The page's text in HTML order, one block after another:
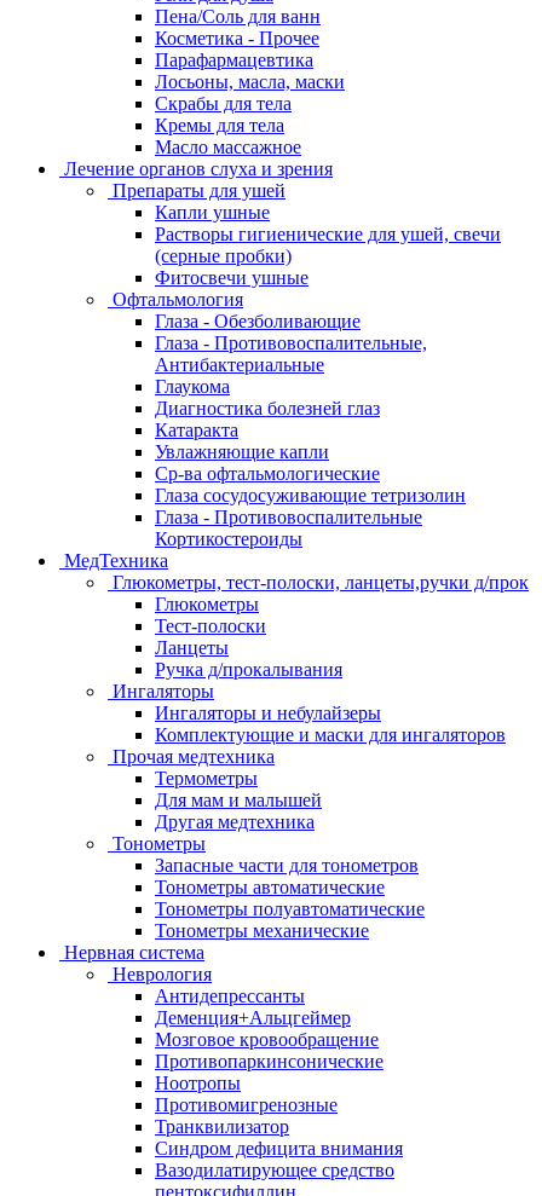
Пена/Соль для ванн
Косметика - Прочее
Парафармацевтика
Лосьоны, масла, маски
Скрабы для тела
Кремы для тела
Масло массажное
Лечение органов слуха и зрения
Препараты для ушей
Капли ушные
Растворы гигиенические для ушей, свечи
(серные пробки)
Фитосвечи ушные
Офтальмология
Глаза - Обезболивающие
Глаза - Противовоспалительные,
Антибактериальные
Глаукома
Диагностика болезней глаз
Катаракта
Увлажняющие капли
Ср-ва офтальмологические
Глаза сосудосуживающие тетризолин
Глаза - Противовоспалительные
Кортикостероиды
МедТехника
Глюкометры, тест-полоски, ланцеты,ручки д/прок
Глюкометры
Тест-полоски
Ланцеты
Ручка д/прокалывания
Ингаляторы
Ингаляторы и небулайзеры
Комплектующие и маски для ингаляторов
Прочая медтехника
Термометры
Для мам и малышей
Другая медтехника
Тонометры
Запасные части для тонометров
Тонометры автоматические
Тонометры полуавтоматические
Тонометры механические
Нервная система
Неврология
Антидепрессанты
Деменция+Альцгеймер
Мозговое кровообращение
Противопаркинсонические
Ноотропы
Противомигренозные
Транквилизатор
Синдром дефицита внимания
Вазодилатирующее средство
пентоксифиллин